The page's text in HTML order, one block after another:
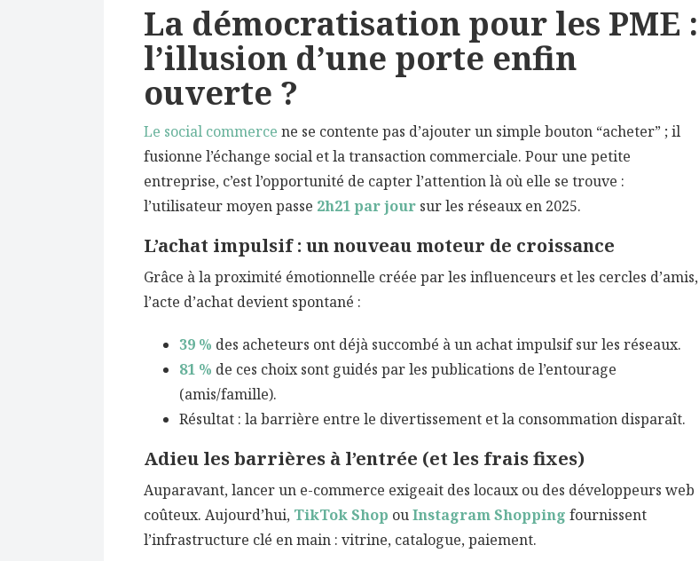
La démocratisation pour les PME :
l’illusion d’une porte enfin
ouverte ?
Le social commerce ne se contente pas d’ajouter un simple bouton “acheter” ; il
fusionne l’échange social et la transaction commerciale. Pour une petite
entreprise, c’est l’opportunité de capter l’attention là où elle se trouve :
l’utilisateur moyen passe 2h21 par jour sur les réseaux en 2025.
L’achat impulsif : un nouveau moteur de croissance
Grâce à la proximité émotionnelle créée par les influenceurs et les cercles d’amis,
l’acte d’achat devient spontané :
39 % des acheteurs ont déjà succombé à un achat impulsif sur les réseaux.
81 % de ces choix sont guidés par les publications de l’entourage
(amis/famille).
Résultat : la barrière entre le divertissement et la consommation disparaît.
Adieu les barrières à l’entrée (et les frais fixes)
Auparavant, lancer un e-commerce exigeait des locaux ou des développeurs web
coûteux. Aujourd’hui, TikTok Shop ouInstagram Shopping fournissent
l’infrastructure clé en main : vitrine, catalogue, paiement.